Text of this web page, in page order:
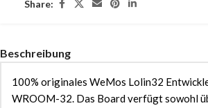
Share:
Beschreibung
100% originales WeMos Lolin32
WROOM-32. Das Board verfügt sowohl